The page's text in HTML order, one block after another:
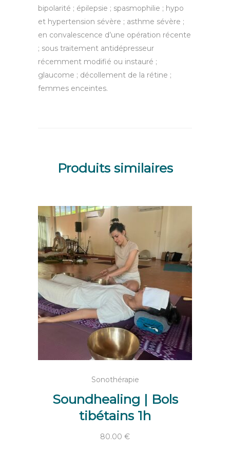
bipolarité ; épilepsie ; spasmophilie ; hypo
et hypertension sévère ; asthme sévère ;
en convalescence d’une opération récente
; sous traitement antidépresseur
récemment modifié ou instauré ;
glaucome ; décollement de la rétine ;
femmes enceintes.
Produits similaires
Sonothérapie
Soundhealing | Bols
tibétains 1h
80.00 €